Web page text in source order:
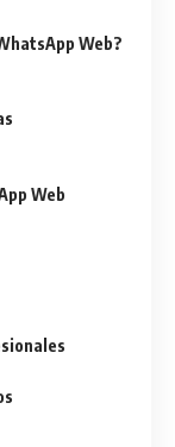
Web?
Web